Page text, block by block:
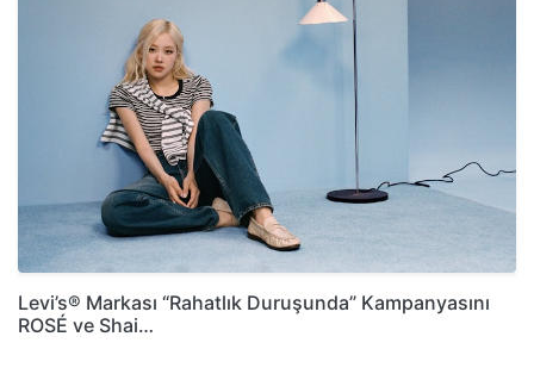
Levi’s® Markası “Rahatlık Duruşunda” Kampanyasını
ROSÉ ve Shai…